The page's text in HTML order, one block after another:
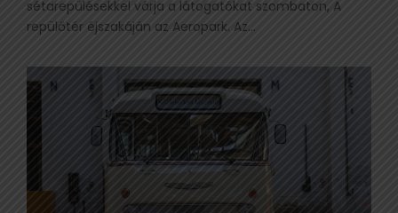
sétarepülésekkel várja a látogatókat szombaton, A
repülőtér éjszakáján az Aeropark. Az...